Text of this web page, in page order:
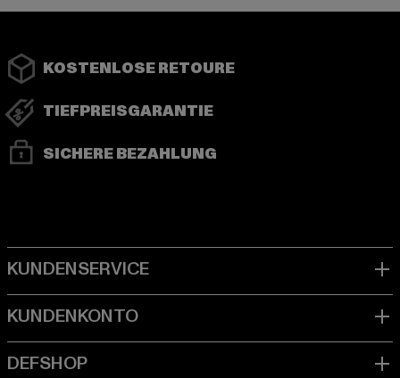
KOSTENLOSE RETOURE
TIEFPREISGARANTIE
SICHERE BEZAHLUNG